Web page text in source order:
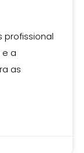
profissional
a
as